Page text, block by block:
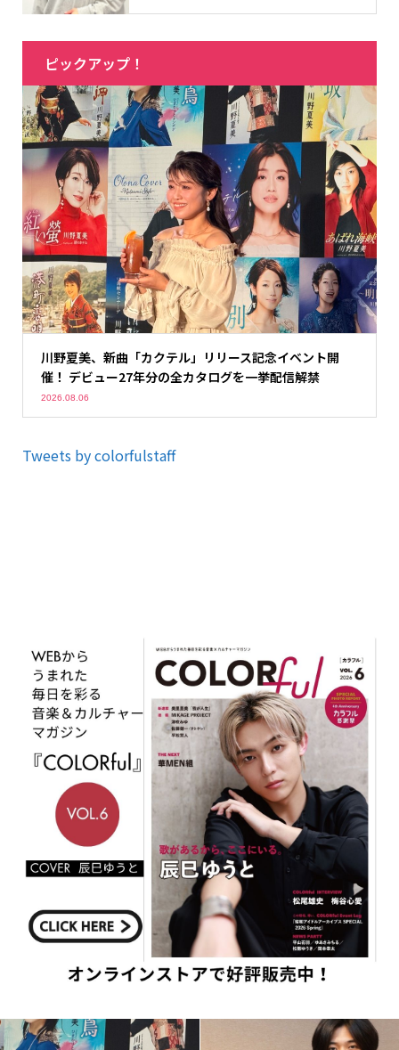
ピックアップ！
川野夏美、新曲「カクテル」リリース記念イベント開
催！ デビュー27年分の全カタログを一挙配信解禁
2026.08.06
Tweets by colorfulstaff